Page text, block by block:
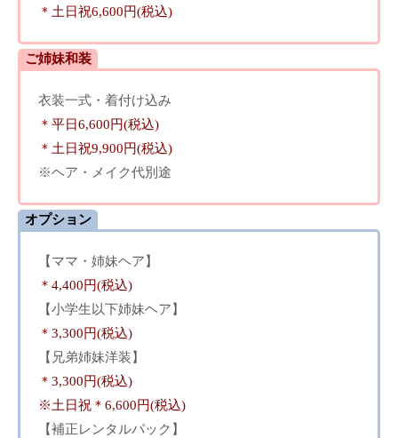
＊土日祝6,600円(税込)
ご姉妹和装
衣装一式・着付け込み
＊平日6,600円(税込)
＊土日祝9,900円(税込)
※ヘア・メイク代別途
オプション
【ママ・姉妹ヘア】
＊4,400円(税込)
【小学生以下姉妹ヘア】
＊3,300円(税込)
【兄弟姉妹洋装】
＊3,300円(税込)
※土日祝＊6,600円(税込)
【補正レンタルパック】